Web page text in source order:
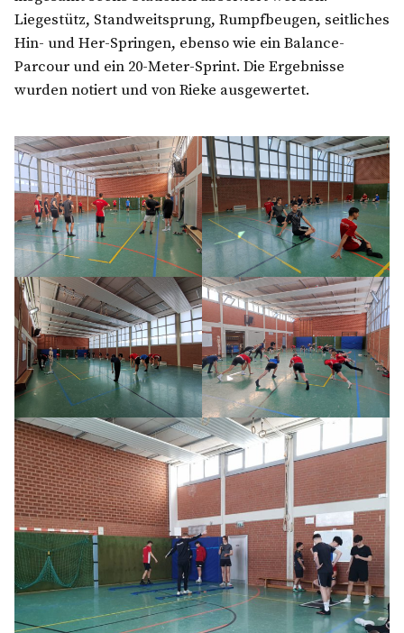
Liegestütz, Standweitsprung, Rumpfbeugen, seitliches
Hin- und Her-Springen, ebenso wie ein Balance-
Parcour und ein 20-Meter-Sprint. Die Ergebnisse
wurden notiert und von Rieke ausgewertet.